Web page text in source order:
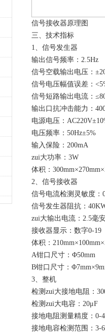
信号接收器原理图
三、技术指标
1、信号发生器
输出信号频率：2.5Hz
信号空载输出电压：
信号电压幅值误差：
信号短路输出电流：
输出口抗冲击能力：
电源电压：
电压频率：50Hz±5%
输入保险：200mA
zui大功率：3W
体积：
2、信号接收器
信号电流检测灵敏度：
信号发生器阻抗：
zui大输出电流：2.5毫
接收器显示：数字0-19
体积：
A钳口尺寸：Φ50mm
B钳口尺寸：
3、整机
检测zui大接地电阻：
检测zui大电容：20μF
接地电阻测量精度：0-
接地电容检测范围：3-